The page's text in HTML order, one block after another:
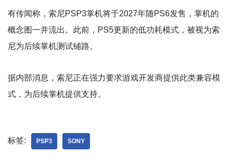
有传闻称，索尼PSP3掌机将于2027年随PS6发售，掌机的
概念图一并流出。此前，PS5更新的低功耗模式，被视为索
尼为后续掌机测试铺路。
据内部消息，索尼正在强力要求游戏开发商提供此类兼容模
式，为后续掌机提供支持。
标签: PSP3 SONY